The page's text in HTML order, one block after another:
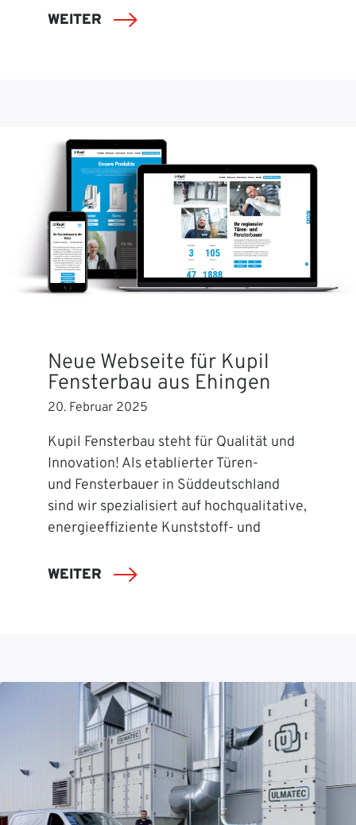
WEITER
Neue Webseite für Kupil
Fensterbau aus Ehingen
20. Februar 2025
Kupil Fensterbau steht für Qualität und
Innovation! Als etablierter Türen-
und Fensterbauer in Süddeutschland
sind wir spezialisiert auf hochqualitative,
energieeffiziente Kunststoff- und
WEITER